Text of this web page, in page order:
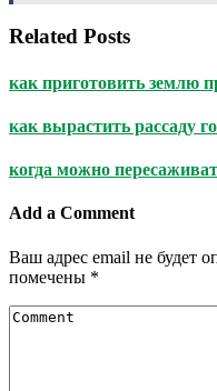
Related Posts
как приготовить землю
как вырастить рассаду
когда можно
Add a Comment
Ваш адрес email не будет
помечены *